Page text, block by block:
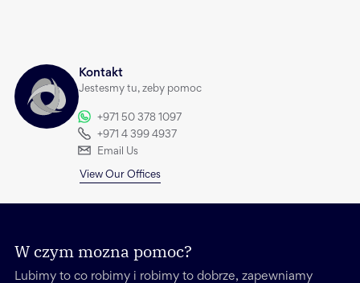
Kontakt
Jestesmy tu, zeby pomoc
+971 50 378 1097
+971 4 399 4937
Email Us
View Our Offices
W czym mozna pomoc?
Lubimy to co robimy i robimy to dobrze, zapewniamy